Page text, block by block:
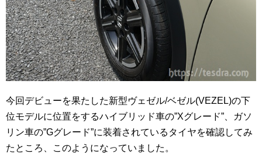
今回デビューを果たした新型ヴェゼル/ベゼル(VEZEL)の下
位モデルに位置をするハイブリッド車の”Xグレード”、ガソ
リン車の”Gグレード”に装着されているタイヤを確認してみ
たところ、このようになっていました。